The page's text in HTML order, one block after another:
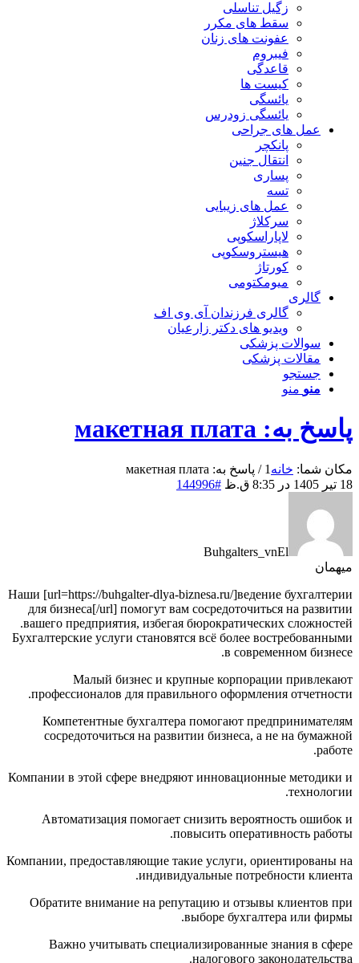
زگیل تناسلی
سقط های مکرر
عفونت های زنان
فیبروم
قاعدگی
کیست ها
یائسگی
یائسگی زودرس
عمل های جراحی
پانکچر
انتقال جنین
پساری
تسه
عمل های زیبایی
سرکلاژ
لاپاراسکوپی
هیستروسکوپی
کورتاژ
میومکتومی
گالری
گالری فرزندان آی وی اف
ویدیو های دکتر زارعیان
سوالات پزشکی
مقالات پزشکی
جستجو
منو منو
پاسخ به: макетная плата
مکان شما: خانه 1
/ پاسخ به: макетная плата
18 تیر 1405 در 8:35 ق.ظ
#144996
Buhgalters_vnEl
میهمان
Наши [url=https://buhgalter-dlya-biznesa.ru/]ведение бухгалтерии
для бизнеса[/url] помогут вам сосредоточиться на развитии
вашего предприятия, избегая бюрократических сложностей.
Бухгалтерские услуги становятся всё более востребованными
в современном бизнесе.
Малый бизнес и крупные корпорации привлекают
профессионалов для правильного оформления отчетности.
Компетентные бухгалтера помогают предпринимателям
сосредоточиться на развитии бизнеса, а не на бумажной
работе.
Компании в этой сфере внедряют инновационные методики и
технологии.
Автоматизация помогает снизить вероятность ошибок и
повысить оперативность работы.
Компании, предоставляющие такие услуги, ориентированы на
индивидуальные потребности клиента.
Обратите внимание на репутацию и отзывы клиентов при
выборе бухгалтера или фирмы.
Важно учитывать специализированные знания в сфере
налогового законодательства.